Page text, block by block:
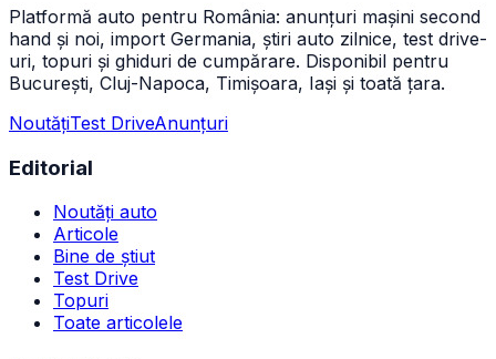
Platformă auto pentru România: anunțuri mașini second
hand și noi, import Germania, știri auto zilnice, test drive-
uri, topuri și ghiduri de cumpărare. Disponibil pentru
București, Cluj-Napoca, Timișoara, Iași și toată țara.
NoutățiTest DriveAnunțuri
Editorial
Noutăți auto
Articole
Bine de știut
Test Drive
Topuri
Toate articolele